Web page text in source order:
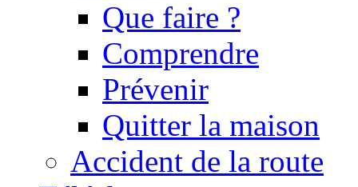
Que faire ?
Comprendre
Prévenir
Quitter la maison
Accident de la route